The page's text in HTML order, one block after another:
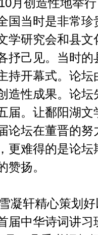
创造性地举行
国当时是非常
学研究会和县
抒己见。当时
持开幕式。论
造性成果。论
届。让鄱阳湖
论坛在董晋的
更难得的是论
赞扬。
轩精心策划好
届中华诗词讲